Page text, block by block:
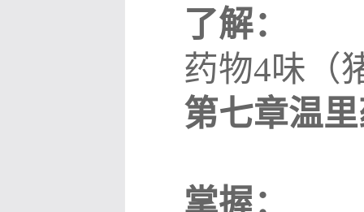
了解：
药物4味（
第七章温
掌握：